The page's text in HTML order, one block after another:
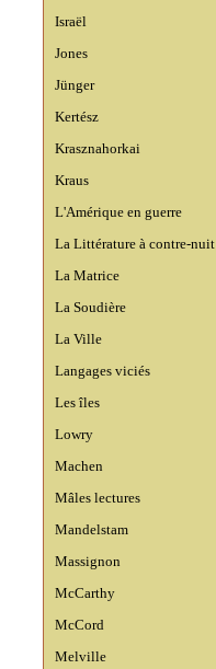
Israël
Jones
Jünger
Kertész
Krasznahorkai
Kraus
L'Amérique en guerre
La Littérature à contre-nuit
La Matrice
La Soudière
La Ville
Langages viciés
Les îles
Lowry
Machen
Mâles lectures
Mandelstam
Massignon
McCarthy
McCord
Melville